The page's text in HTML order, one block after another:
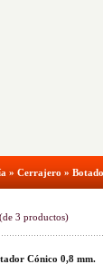
» Cerrajero »
(de 3 productos)
Cónico 0,8 mm.